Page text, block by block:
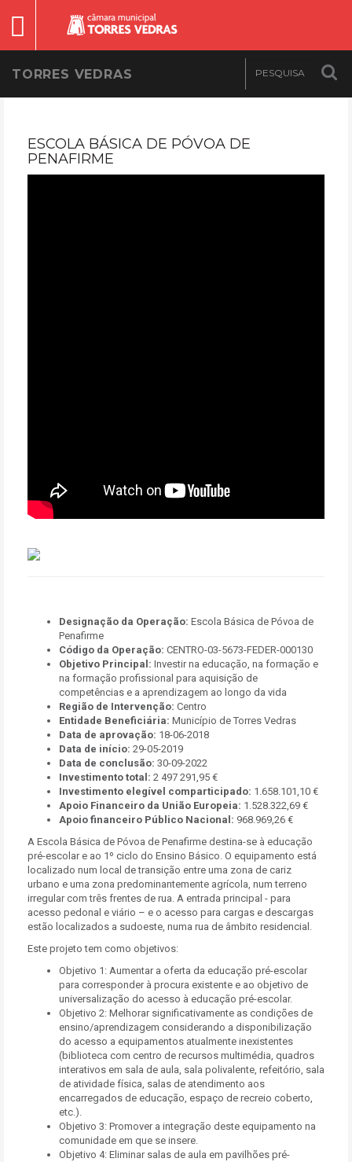
TORRES VEDRAS
ESCOLA BÁSICA DE PÓVOA DE
PENAFIRME
Designação da Operação: Escola Básica de Póvoa de
Penafirme
Código da Operação: CENTRO-03-5673-FEDER-000130
Objetivo Principal: Investir na educação, na formação e
na formação profissional para aquisição de
competências e a aprendizagem ao longo da vida
Região de Intervenção: Centro
Entidade Beneficiária: Município de Torres Vedras
Data de aprovação: 18-06-2018
Data de início: 29-05-2019
Data de conclusão: 30-09-2022
Investimento total: 2 497 291,95 €
Investimento elegível comparticipado: 1.658.101,10 €
Apoio Financeiro da União Europeia: 1.528.322,69 €
Apoio financeiro Público Nacional: 968.969,26 €
A Escola Básica de Póvoa de Penafirme destina-se à educação
pré-escolar e ao 1º ciclo do Ensino Básico. O equipamento está
localizado num local de transição entre uma zona de cariz
urbano e uma zona predominantemente agrícola, num terreno
irregular com três frentes de rua. A entrada principal - para
acesso pedonal e viário – e o acesso para cargas e descargas
estão localizados a sudoeste, numa rua de âmbito residencial.
Este projeto tem como objetivos:
Objetivo 1: Aumentar a oferta da educação pré-escolar
para corresponder à procura existente e ao objetivo de
universalização do acesso à educação pré-escolar.
Objetivo 2: Melhorar significativamente as condições de
ensino/aprendizagem considerando a disponibilização
do acesso a equipamentos atualmente inexistentes
(biblioteca com centro de recursos multimédia, quadros
interativos em sala de aula, sala polivalente, refeitório, sala
de atividade física, salas de atendimento aos
encarregados de educação, espaço de recreio coberto,
etc.).
Objetivo 3: Promover a integração deste equipamento na
comunidade em que se insere.
Objetivo 4: Eliminar salas de aula em pavilhões pré-